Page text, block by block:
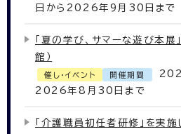
日から2026年9月30日まで
「夏の学び、サマーな遊び本展
館）
催し・イベント 開催期間
2026年8月30日まで
「介護職員初任者研修」を実施